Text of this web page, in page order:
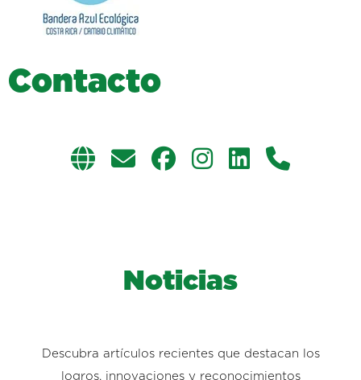
Contacto
Noticias
Descubra artículos recientes que destacan los
logros, innovaciones y reconocimientos